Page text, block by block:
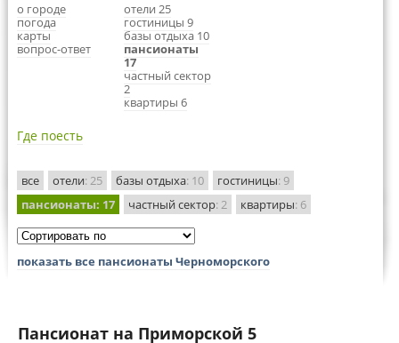
о городе
погода
карты
вопрос-ответ
отели 25
гостиницы 9
базы отдыха 10
пансионаты
17
частный сектор
2
квартиры 6
Где поесть
все отели: 25 базы отдыха: 10 гостиницы: 9
пансионаты: 17 частный сектор: 2 квартиры: 6
показать все пансионаты Черноморского
Пансионат на Приморской 5